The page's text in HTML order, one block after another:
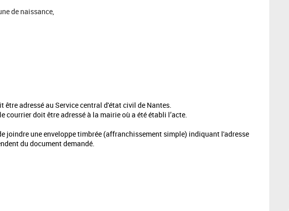
de naissance,
être adressé au Service central d'état civil de Nantes.
courrier doit être adressé à la mairie où a été établi l’acte.
joindre une enveloppe timbrée (affranchissement simple) indiquant l'adresse
du document demandé.